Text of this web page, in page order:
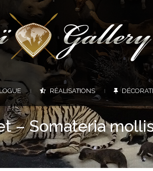
RÉALISATIONS
– Somateria